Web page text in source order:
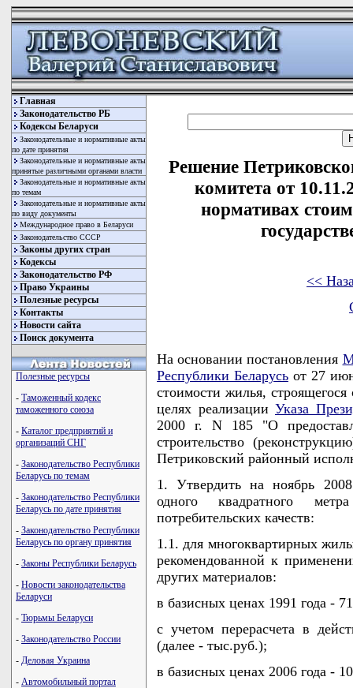
Главная
Законодательство РБ
Кодексы Беларуси
Законодательные и нормативные акты
по дате принятия
Законодательные и нормативные акты
принятые различными органами власти
Законодательные и нормативные акты
по темам
Законодательные и нормативные акты
по виду документы
Международное право в Беларуси
Законодательство СССР
Законы других стран
Кодексы
Законодательство РФ
Право Украины
Полезные ресурсы
Контакты
Новости сайта
Поиск документа
Полезные ресурсы
- Таможенный кодекс
таможенного союза
- Каталог предприятий и
организаций СНГ
- Законодательство Республики
Беларусь по темам
- Законодательство Республики
Беларусь по дате принятия
- Законодательство Республики
Беларусь по органу принятия
- Законы Республики Беларусь
- Новости законодательства
Беларуси
- Тюрьмы Беларуси
- Законодательство России
- Деловая Украина
- Автомобильный портал
Решение
комитета от
нормативах
<<
На основании постановления
Республики Беларусьот 27
стоимости жилья,
целях реализации Указа
2000 г. N 185 "О
строительство
Петриковский районный
1. Утвердить на ноябрь
одного квадратного
потребительских качеств:
1.1. для многоквартирных
рекомендованной к
других материалов:
в базисных ценах 1991 года -
с учетом перерасчета в
(далее - тыс.руб.);
в базисных ценах 2006 года -